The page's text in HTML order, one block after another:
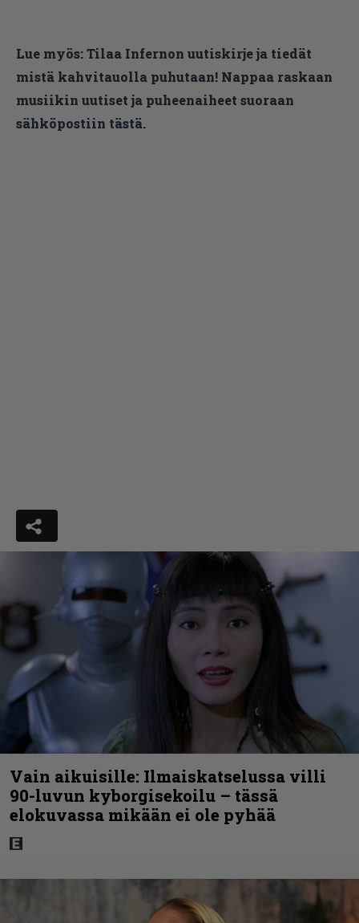
Lue myös:Tilaa Infernon uutiskirje ja tiedät
mistä kahvitauolla puhutaan! Nappaa raskaan
musiikin uutiset ja puheenaiheet suoraan
sähköpostiin tästä.
Vain aikuisille: Ilmaiskatselussa villi
90-luvun kyborgisekoilu – tässä
elokuvassa mikään ei ole pyhää